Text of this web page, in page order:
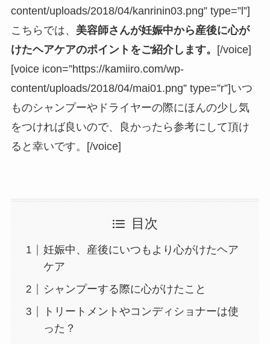
content/uploads/2018/04/kanrinin03.png” type=”l”]
こちらでは、 美容師さんが妊娠中から産後に心が
けたヘアケアのポイントをご紹介します。 [/voice]
[voice icon=”https://kamiiro.com/wp-
content/uploads/2018/04/mai01.png” type=”r”]いつ
ものシャンプーやドライヤーの際にほんの少し気
をつければ良いので、良かったら参考にして頂け
ると幸いです。[/voice]
目次
妊娠中、産後にいつもより心がけたヘア
ケア
シャンプーする際に心がけたこと
トリートメントやコンディショナーは使
った？